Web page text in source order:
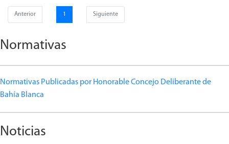
Anterior 1 Siguiente
Normativas
Normativas Publicadas por Honorable Concejo Deliberante de
Bahía Blanca
Noticias